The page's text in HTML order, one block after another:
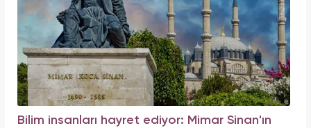
Bilim insanları hayret ediyor: Mimar Sinan'ın